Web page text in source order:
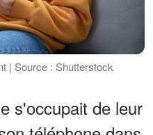
| Source : Shutterstock
s'occupait de leur